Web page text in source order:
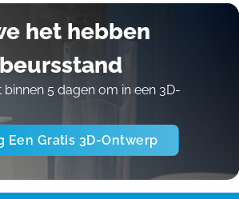
het hebben
binnen 5 dagen om in een 3D-
Een Gratis 3D-Ontwerp